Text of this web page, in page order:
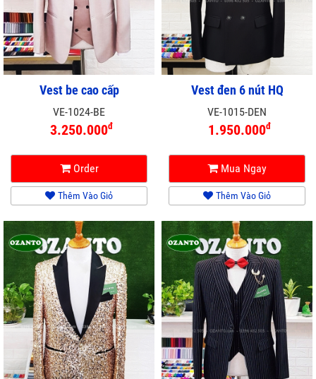
Vest be cao cấp
VE-1024-BE
3.250.000đ
Order
Thêm Vào Giỏ
Vest đen 6 nút HQ
VE-1015-DEN
1.950.000đ
Mua Ngay
Thêm Vào Giỏ